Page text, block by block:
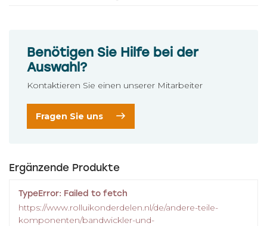
Benötigen Sie Hilfe bei der
Auswahl?
Kontaktieren Sie einen unserer Mitarbeiter
Fragen Sie uns
Ergänzende Produkte
TypeError: Failed to fetch
https://www.rolluikonderdelen.nl/de/andere-teile-
komponenten/bandwickler-und-